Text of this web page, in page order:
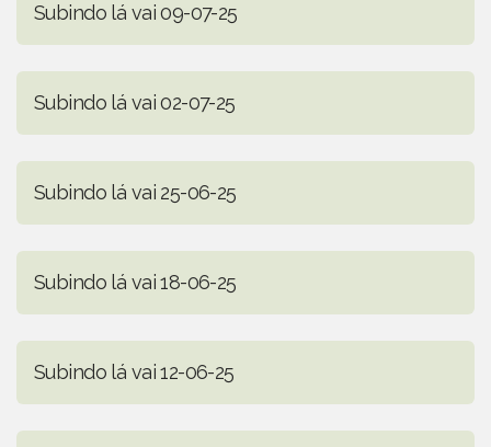
Subindo lá vai 09-07-25
Subindo lá vai 02-07-25
Subindo lá vai 25-06-25
Subindo lá vai 18-06-25
Subindo lá vai 12-06-25